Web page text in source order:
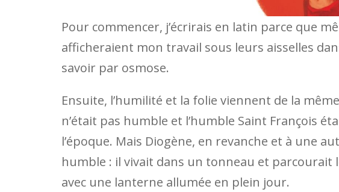
Pour commencer, j’écrirais en latin parce que
afficheraient mon travail sous leurs aisselles
savoir par osmose.
Ensuite, l’humilité et la folie viennent de la
n’était pas humble et l’humble Saint François
l’époque. Mais Diogène, en revanche et à une
humble : il vivait dans un tonneau et parcourait
avec une lanterne allumée en plein jour.